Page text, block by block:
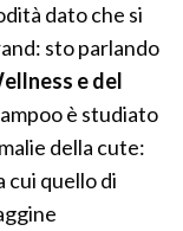
dato che si
sto parlando
e del
è studiato
della cute:
quello di